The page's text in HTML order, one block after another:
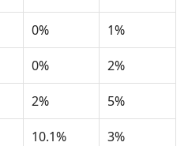
0% 1%
0% 2%
2% 5%
10.1% 3%